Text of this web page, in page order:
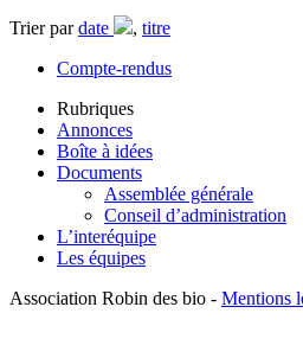
Trier pardate , titre
Compte-rendus
Rubriques
Annonces
Boîte à idées
Documents
Assemblée générale
Conseil d’administration
L’interéquipe
Les équipes
Association Robin des bio - Mentions